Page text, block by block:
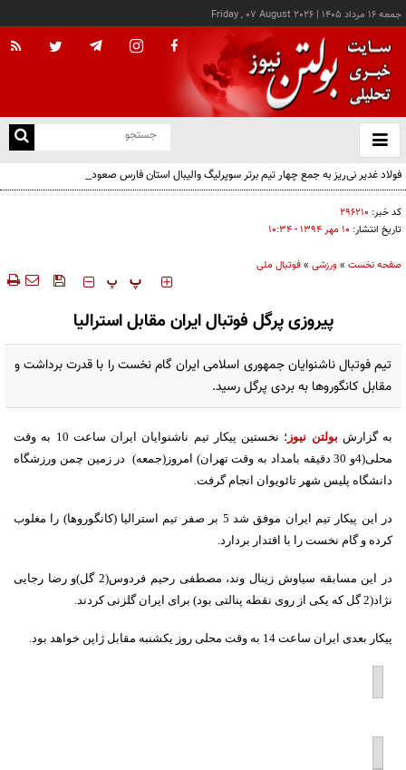
جمعه ۱۶ مرداد ۱۴۰۵ |
Friday , 07 August 2026
باز
و
فولاد غدیر نی‌ریز به جمع چهار تیم برتر سوپرلیگ والیبال استان فارس صعود کرد
کد خبر: ۲۹۶۲۱۰
تاریخ انتشار: ۱۰ مهر ۱۳۹۴ - ۱۰:۳۴
صفحه نخست »ورزشی »فوتبال ملی
‍‍‍ پ پ
پیروزی پرگل فوتبال ایران مقابل استرالیا
تیم فوتبال ناشنوایان جمهوری اسلامی ایران گام نخست را با قدرت برداشت و
مقابل کانگوروها به بردی پرگل رسید.
به گزارش بولتن نیوز
؛ نخستین پیکار تیم ناشنوایان ایران ساعت 10 به وقت
محلی(4و 30 دقیقه بامداد به وقت تهران) امروز(جمعه) در زمین چمن ورزشگاه
دانشگاه پلیس شهر تائویوان انجام گرفت.
در این پیکار تیم ایران موفق شد 5 بر صفر تیم استرالیا (کانگوروها) را مغلوب
کرده و گام نخست را با اقتدار بردارد.
در این مسابقه سیاوش زینال وند، مصطفی رحیم فردوس(2 گل)و رضا رجایی
نژاد(2 گل که یکی از روی نقطه پنالتی بود) برای ایران گلزنی کردند.
پیکار بعدی ایران ساعت 14 به وقت محلی روز یکشنبه مقابل ژاپن خواهد بود.